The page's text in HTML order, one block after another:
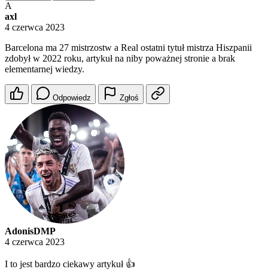
A
axl
4 czerwca 2023
Barcelona ma 27 mistrzostw a Real ostatni tytuł mistrza Hiszpanii
zdobył w 2022 roku, artykuł na niby poważnej stronie a brak
elementarnej wiedzy.
Odpowiedz Zgłoś
AdonisDMP
4 czerwca 2023
I to jest bardzo ciekawy artykuł 👍